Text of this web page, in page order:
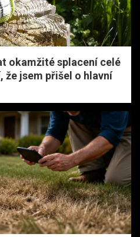
okamžité splacení celé
že jsem přišel o hlavní